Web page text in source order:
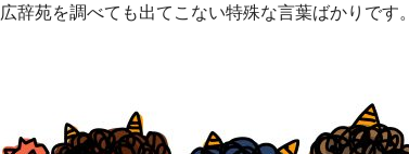
広辞苑を調べても出てこない特殊な言葉ばかりです。